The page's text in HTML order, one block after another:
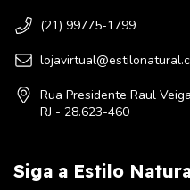
(21) 99775-1799
Rua Presidente Raul
RJ - 28.623-460
Siga a Estilo